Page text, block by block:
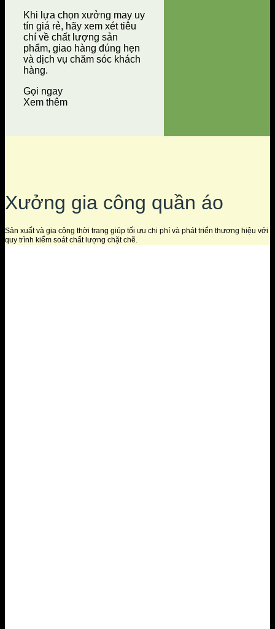
Khi lựa chọn xưởng may uy
tín giá rẻ, hãy xem xét tiêu
chí về chất lượng sản
phẩm, giao hàng đúng hẹn
và dịch vụ chăm sóc khách
hàng.
Gọi ngay
Xem thêm
Xưởng gia công quần áo
Sản xuất và gia công thời trang giúp tối ưu chi phí và phát triển thương hiệu với
quy trình kiểm soát chất lượng chặt chẽ.